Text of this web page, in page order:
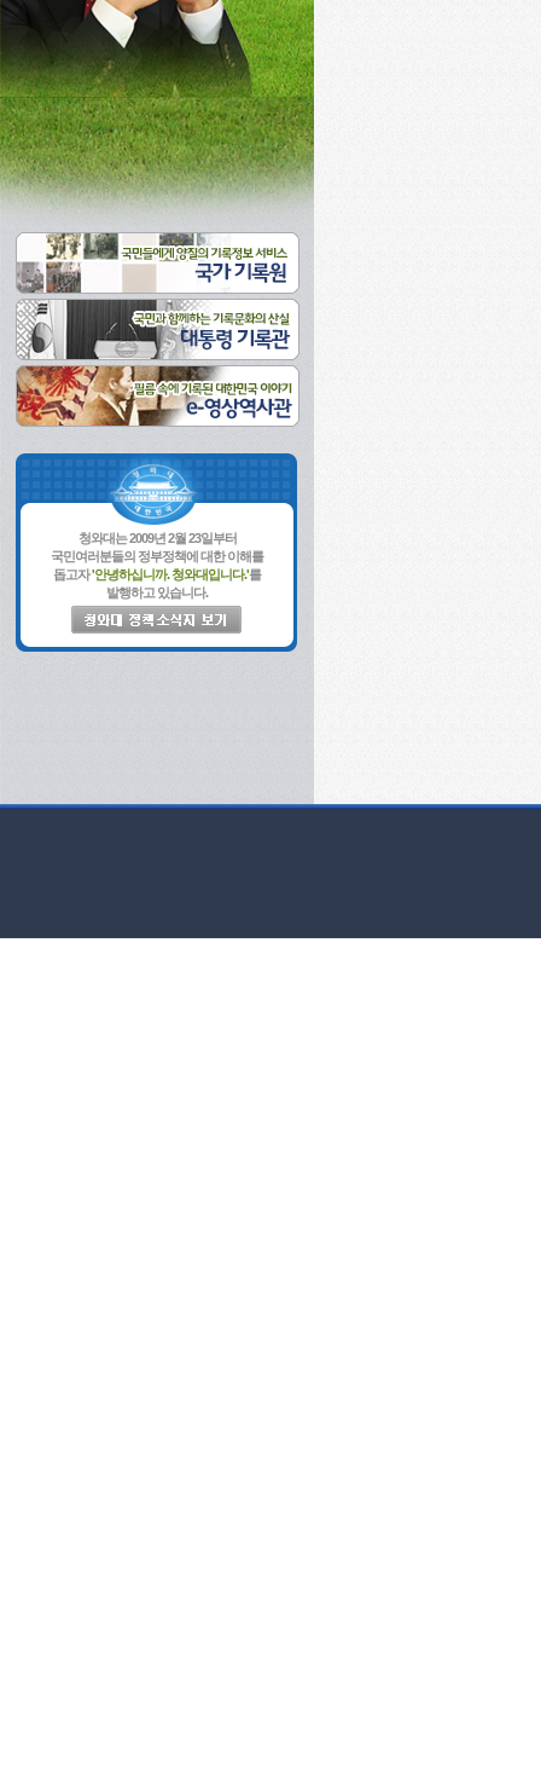
청와대는 2009년 2월 23일부터
국민여러분들의 정부정책에 대한 이해를
돕고자'안녕하십니까. 청와대입니다.'를
발행하고 있습니다.